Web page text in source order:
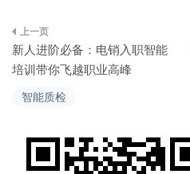
智能质检
文
章
导
新人进阶必备：电销入职智能
培训带你飞越职业高峰